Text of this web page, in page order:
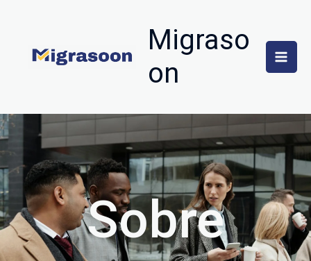
contenido
Migraso
on
Sobre